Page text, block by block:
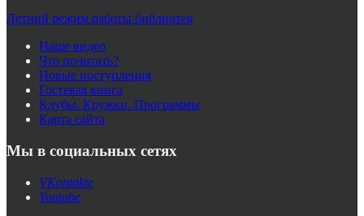
Летний режим работы библиотек
Наше видео
Что почитать?
Новые поступления
Гостевая книга
Клубы. Кружки. Программы
Карта сайта
Мы в социальных сетях
VKontakte
Youtube